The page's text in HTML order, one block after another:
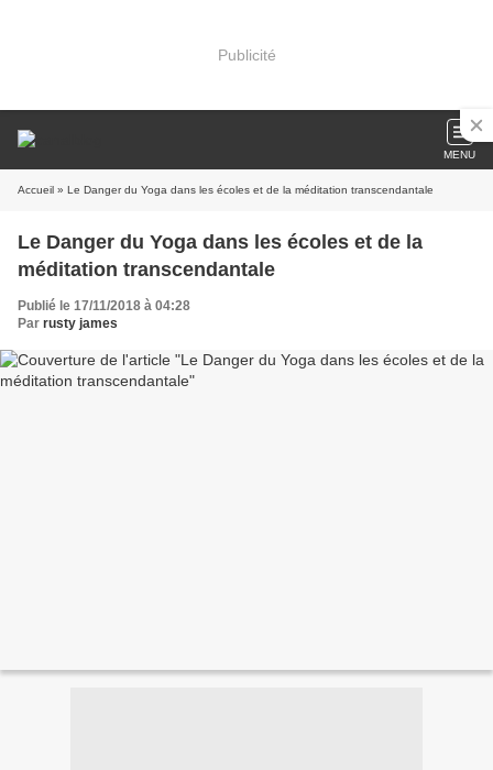
Publicité
MENU
Accueil » Le Danger du Yoga dans les écoles et de la méditation transcendantale
Le Danger du Yoga dans les écoles et de la
méditation transcendantale
Publié le 17/11/2018 à 04:28
Par rusty james